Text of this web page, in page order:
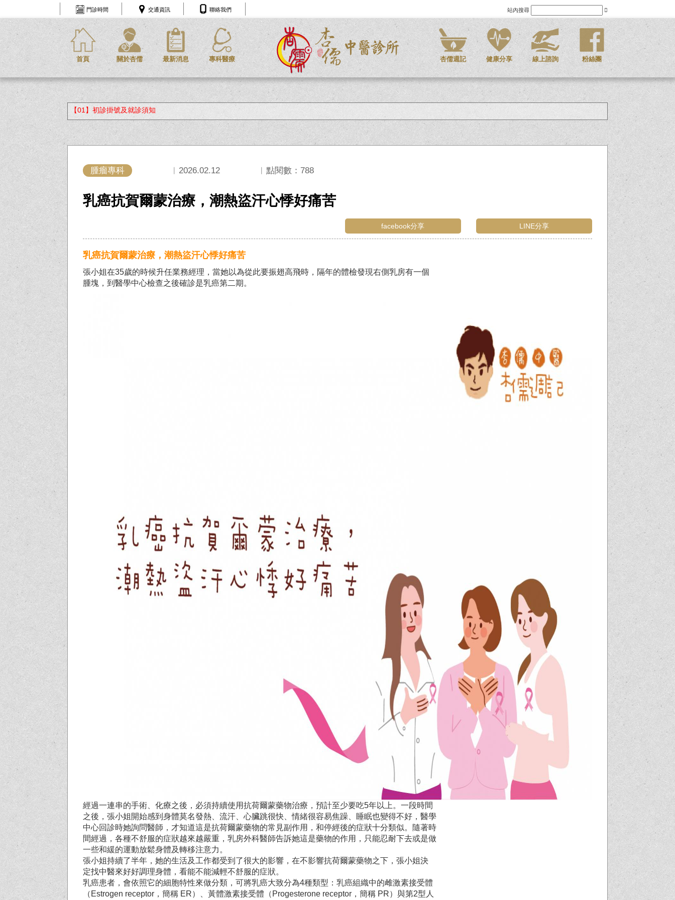
門診時間 交通資訊 聯絡我們 站內搜尋
首頁 關於杏儒 最新消息 專科醫療 杏儒週記 健康分享 線上諮詢 粉絲團
【01】初診掛號及就診須知
腫瘤專科 ︱2026.02.12 ︱點閱數：788
乳癌抗賀爾蒙治療，潮熱盜汗心悸好痛苦
facebook分享 LINE分享
乳癌抗賀爾蒙治療，潮熱盜汗心悸好痛苦
張小姐在35歲的時候升任業務經理，當她以為從此要振翅高飛時，隔年的體檢發現右側乳房有一個
腫塊，到醫學中心檢查之後確診是乳癌第二期。
經過一連串的手術、化療之後，必須持續使用抗荷爾蒙藥物治療，預計至少要吃5年以上。一段時間
之後，張小姐開始感到身體莫名發熱、流汗、心臟跳很快、情緒很容易焦躁、睡眠也變得不好，醫學
中心回診時她詢問醫師，才知道這是抗荷爾蒙藥物的常見副作用，和停經後的症狀十分類似。隨著時
間經過，各種不舒服的症狀越來越嚴重，乳房外科醫師告訴她這是藥物的作用，只能忍耐下去或是做
一些和緩的運動放鬆身體及轉移注意力。
張小姐持續了半年，她的生活及工作都受到了很大的影響，在不影響抗荷爾蒙藥物之下，張小姐決
定找中醫來好好調理身體，看能不能減輕不舒服的症狀。
乳癌患者，會依照它的細胞特性來做分類，可將乳癌大致分為4種類型：乳癌組織中的雌激素接受體
（Estrogen receptor，簡稱 ER）、黃體激素接受體（Progesterone receptor，簡稱 PR）與第2型人